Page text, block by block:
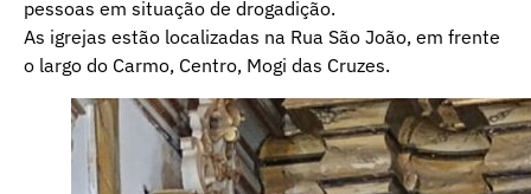
pessoas em situação de drogadição.
As igrejas estão localizadas na Rua São João, em frente
o largo do Carmo, Centro, Mogi das Cruzes.